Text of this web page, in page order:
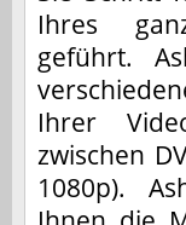
Ihres
geführt.
Ihrer
zwischen
1080p).